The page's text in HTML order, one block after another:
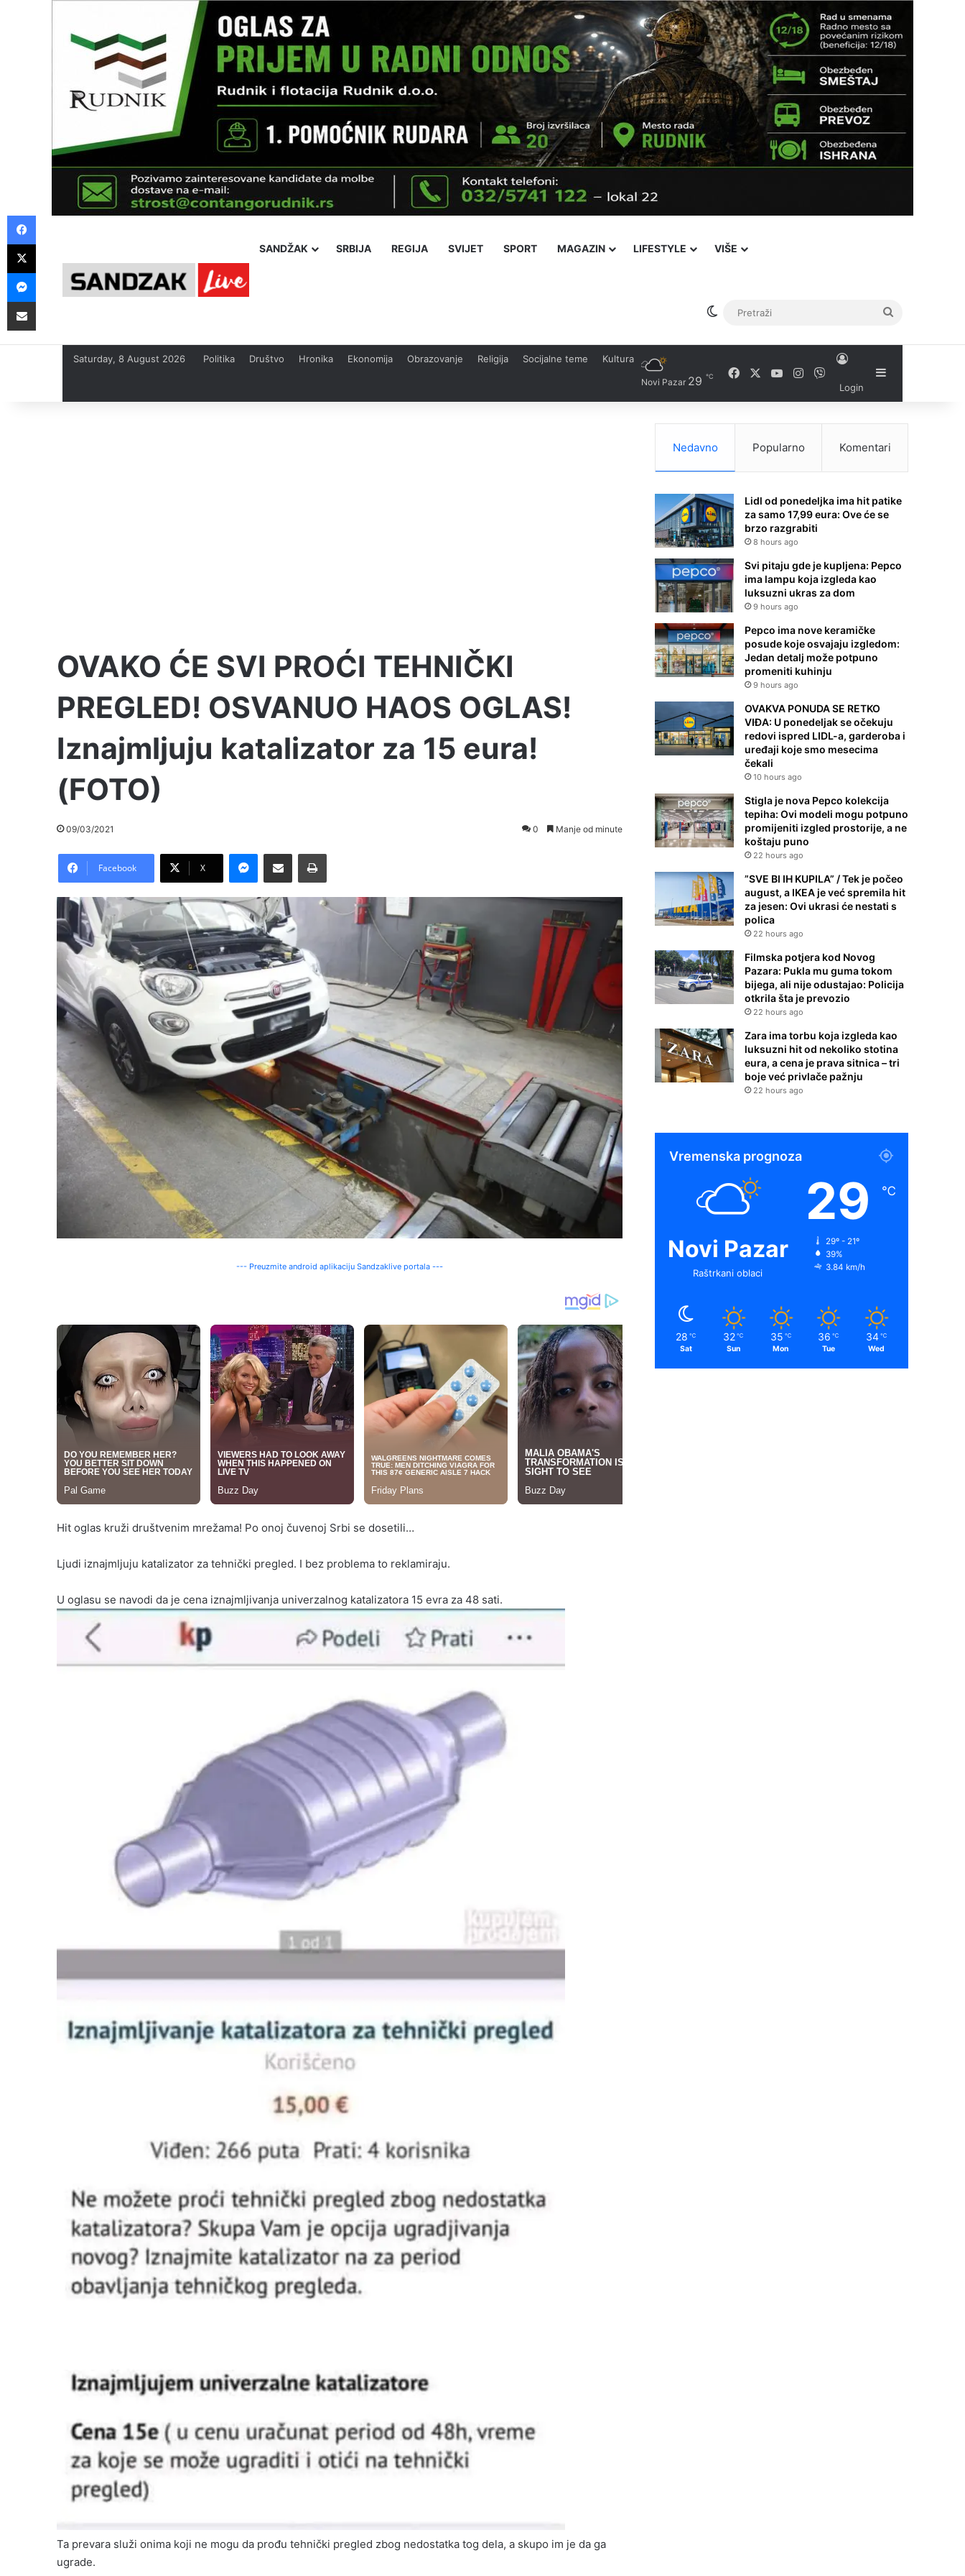
SANDŽAK SRBIJA REGIJA SVIJET SPORT MAGAZIN LIFESTYLE VIŠE
Switch skin
Saturday, 8 August 2026 Politika Društvo Hronika Ekonomija Obrazovanje Religija Socijalne teme Kultura
Novi Pazar 29 ℃ FacebookYouTubeInstagram
Viber
Login
Sidebar
OVAKO ĆE SVI PROĆI TEHNIČKI
PREGLED! OSVANUO HAOS OGLAS!
Iznajmljuju katalizator za 15 eura!
(FOTO)
09/03/2021 0 Manje od minute
Facebook X
Messenger
Pošalji preko E-Maila Printaj
--- Preuzmite android aplikaciju Sandzaklive portala ---
Hit oglas kruži društvenim mrežama! Po onoj čuvenoj Srbi se dosetili…
Ljudi iznajmljuju katalizator za tehnički pregled. I bez problema to reklamiraju.
U oglasu se navodi da je cena iznajmljivanja univerzalnog katalizatora 15 evra za 48 sati.
Ta prevara služi onima koji ne mogu da prođu tehnički pregled zbog nedostatka tog dela, a skupo im je da ga
ugrade.
Nedavno Popularno Komentari
Lidl od ponedeljka ima hit patike
za samo 17,99 eura: Ove će se
brzo razgrabiti
8 hours ago
Svi pitaju gde je kupljena: Pepco
ima lampu koja izgleda kao
luksuzni ukras za dom
9 hours ago
Pepco ima nove keramičke
posude koje osvajaju izgledom:
Jedan detalj može potpuno
promeniti kuhinju
9 hours ago
OVAKVA PONUDA SE RETKO
VIĐA: U ponedeljak se očekuju
redovi ispred LIDL-a, garderoba i
uređaji koje smo mesecima
čekali
10 hours ago
Stigla je nova Pepco kolekcija
tepiha: Ovi modeli mogu potpuno
promijeniti izgled prostorije, a ne
koštaju puno
22 hours ago
”SVE BI IH KUPILA” / Tek je počeo
august, a IKEA je već spremila hit
za jesen: Ovi ukrasi će nestati s
polica
22 hours ago
Filmska potjera kod Novog
Pazara: Pukla mu guma tokom
bijega, ali nije odustajao: Policija
otkrila šta je prevozio
22 hours ago
Zara ima torbu koja izgleda kao
luksuzni hit od nekoliko stotina
eura, a cena je prava sitnica – tri
boje već privlače pažnju
22 hours ago
Vremenska prognoza
Novi Pazar
Raštrkani oblaci
29 ℃
29º - 21º
39%
3.84 km/h
28 ℃
Sat
32 ℃
Sun
35 ℃
Mon
36 ℃
Tue
34 ℃
Wed
Facebook
X
Messenger
Pošalji preko E-Maila